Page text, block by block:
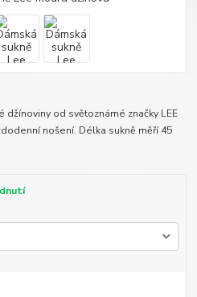
džínoviny od světoznámé značky LEE
nošení. Délka sukně měří 45